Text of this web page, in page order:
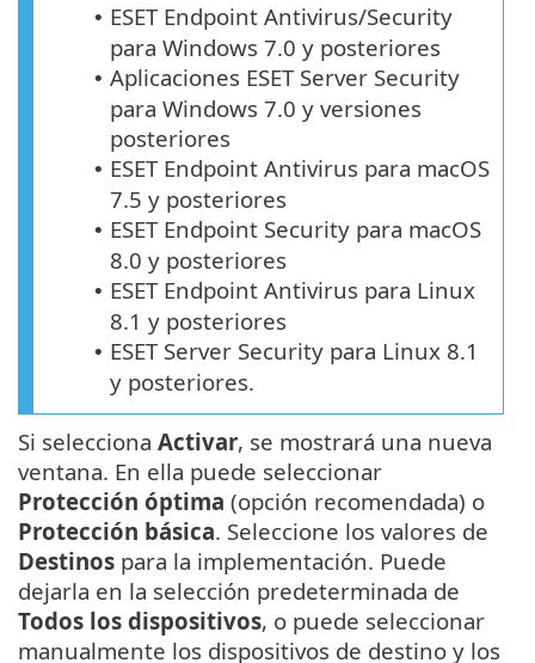
• ESET Endpoint Antivirus/Security
para Windows 7.0 y posteriores
• Aplicaciones ESET Server Security
para Windows 7.0 y versiones
posteriores
• ESET Endpoint Antivirus para macOS
7.5 y posteriores
• ESET Endpoint Security para macOS
8.0 y posteriores
• ESET Endpoint Antivirus para Linux
8.1 y posteriores
• ESET Server Security para Linux 8.1
y posteriores.
Si selecciona Activar, se mostrará una nueva
ventana. En ella puede seleccionar
Protección óptima (opción recomendada) o
Protección básica. Seleccione los valores de
Destinos para la implementación. Puede
dejarla en la selección predeterminada de
Todos los dispositivos, o puede seleccionar
manualmente los dispositivos de destino y los